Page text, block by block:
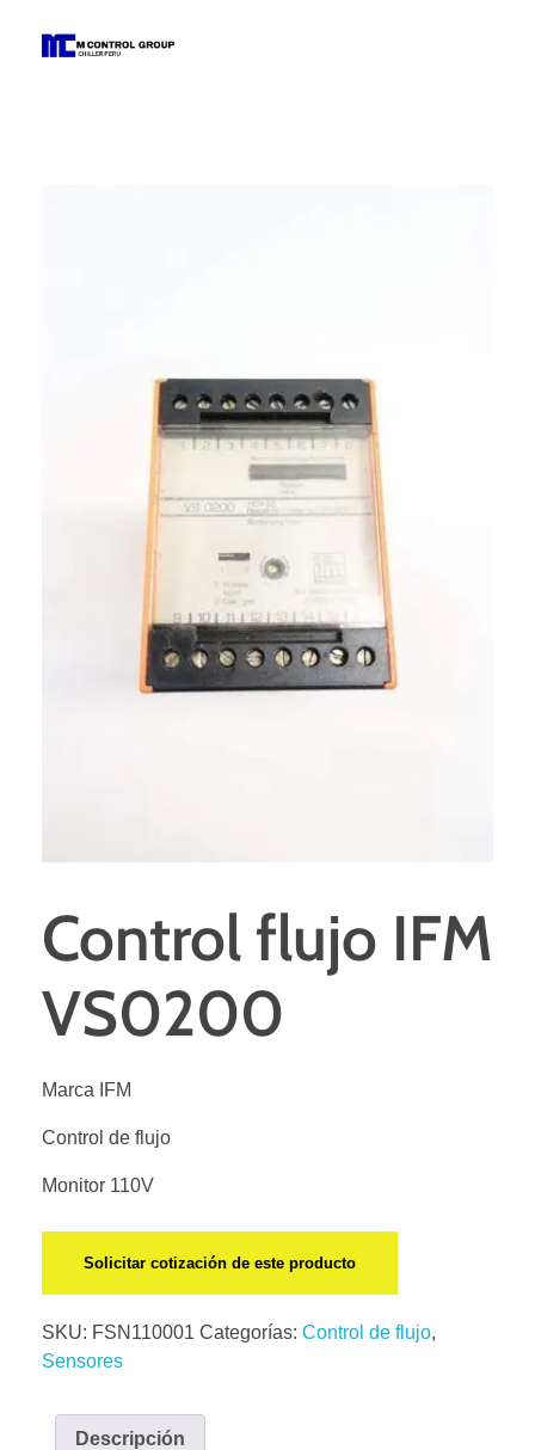
Control flujo IFM
VS0200
Marca IFM
Control de flujo
Monitor 110V
Solicitar cotización de este producto
SKU: FSN110001 Categorías: Control de flujo,
Sensores
Descripción